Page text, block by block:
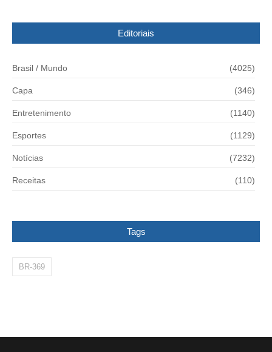
Editoriais
Brasil / Mundo (4025)
Capa (346)
Entretenimento (1140)
Esportes (1129)
Notícias (7232)
Receitas (110)
Tags
BR-369